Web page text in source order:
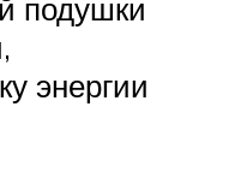
подушки
энергии